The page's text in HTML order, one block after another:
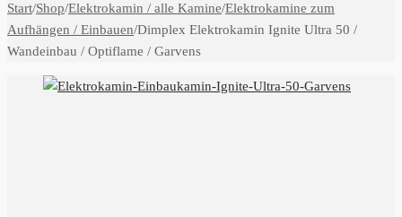
Start/Shop/Elektrokamin / alle Kamine/Elektrokamine zum
Aufhängen / Einbauen/Dimplex Elektrokamin Ignite Ultra 50 /
Wandeinbau / Optiflame / Garvens